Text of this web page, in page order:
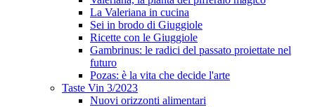
La Valeriana in cucina
Sei in brodo di Giuggiole
Ricette con le Giuggiole
Gambrinus: le radici del passato proiettate nel
futuro
Pozas: è la vita che decide l'arte
Taste Vin 3/2023
Nuovi orizzonti alimentari